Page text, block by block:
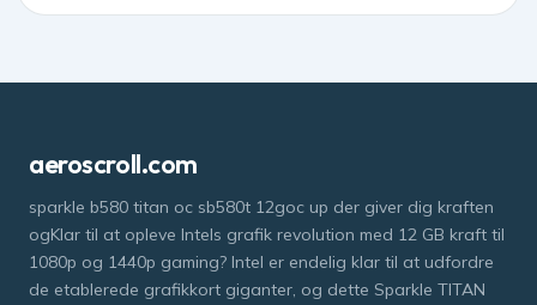
aeroscroll.com
sparkle b580 titan oc sb580t 12goc up der giver dig kraften
ogKlar til at opleve Intels grafik revolution med 12 GB kraft til
1080p og 1440p gaming? Intel er endelig klar til at udfordre
de etablerede grafikkort giganter, og dette Sparkle TITAN